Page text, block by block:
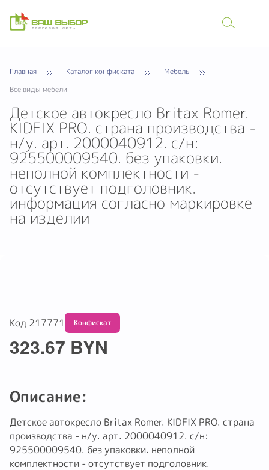
Главная Каталог конфиската
Мебель
Все виды мебели
Детское автокресло Britax Romer.
KIDFIX PRO. страна производства -
н/у. арт. 2000040912. с/н:
925500009540. без упаковки.
неполной комплектности -
отсутствует подголовник.
информация согласно маркировке
на изделии
Код 217771 Обмену и возврату не подлежит
323.67 BYN
Описание:
Детское автокресло Britax Romer. KIDFIX PRO. страна
производства - н/у. арт. 2000040912. с/н:
925500009540. без упаковки. неполной
комплектности - отсутствует подголовник.